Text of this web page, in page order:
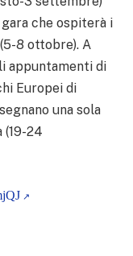
che ospiterà i
8 ottobre). A
appuntamenti di
Europei di
una sola
(19-24